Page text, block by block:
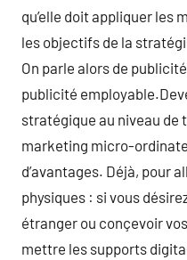
qu’elle doit appliquer les
les objectifs de la
On parle alors de
publicité
stratégique au niveau de
marketing micro-
d’avantages. Déjà, pour
physiques : si vous
étranger ou conçevoir
mettre les supports